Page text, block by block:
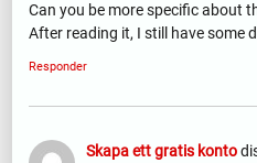
Can you be more specific about
After reading it, I still have some
Responder
Skapa ett gratis konto